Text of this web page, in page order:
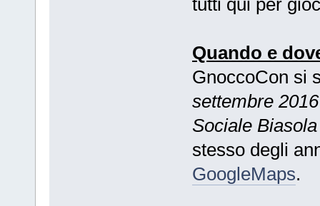
tutti qui per
Quando e
GnoccoCon si
settembre
Sociale
stesso degli
GoogleMaps.